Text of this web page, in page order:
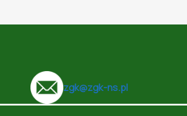
zgk@zgk-ns.pl